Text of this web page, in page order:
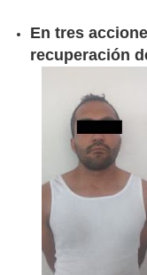
En tres
recuperación